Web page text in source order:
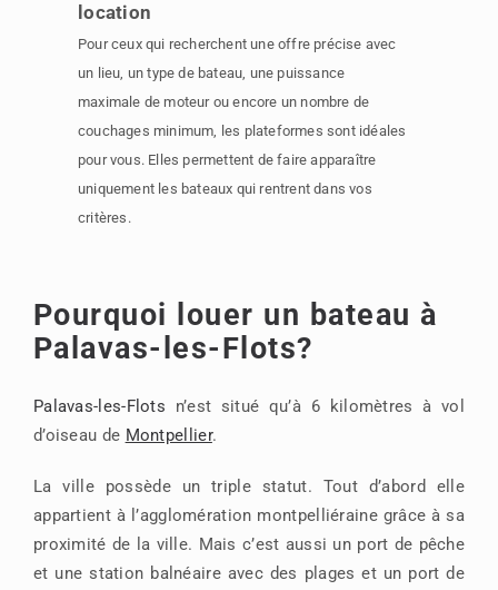
location
Pour ceux qui recherchent une offre précise avec
un lieu, un type de bateau, une puissance
maximale de moteur ou encore un nombre de
couchages minimum, les plateformes sont idéales
pour vous. Elles permettent de faire apparaître
uniquement les bateaux qui rentrent dans vos
critères.
Pourquoi louer un bateau à
Palavas-les-Flots?
Palavas-les-Flots n’est situé qu’à 6 kilomètres à vol
d’oiseau de Montpellier.
La ville possède un triple statut. Tout d’abord elle
appartient à l’agglomération montpelliéraine grâce à sa
proximité de la ville. Mais c’est aussi un port de pêche
et une station balnéaire avec des plages et un port de